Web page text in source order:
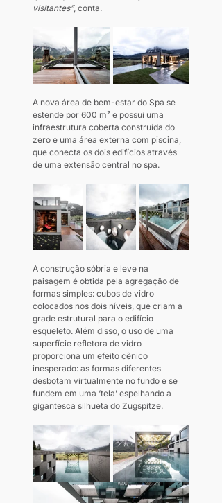
visitantes”, conta.
A nova área de bem-estar do Spa se
estende por 600 m² e possui uma
infraestrutura coberta construída do
zero e uma área externa com piscina,
que conecta os dois edifícios através
de uma extensão central no spa.
A construção sóbria e leve na
paisagem é obtida pela agregação de
formas simples: cubos de vidro
colocados nos dois níveis, que criam a
grade estrutural para o edifício
esqueleto. Além disso, o uso de uma
superfície refletora de vidro
proporciona um efeito cênico
inesperado: as formas diferentes
desbotam virtualmente no fundo e se
fundem em uma ‘tela’ espelhando a
gigantesca silhueta do Zugspitze.